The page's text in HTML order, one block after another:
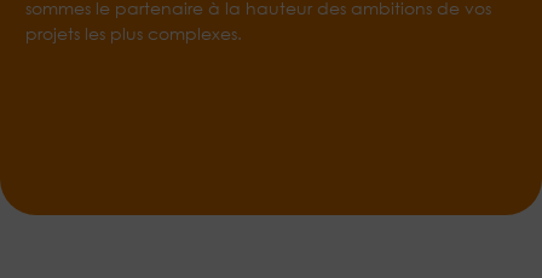
sommes le partenaire à la hauteur des ambitions de vos
projets les plus complexes.